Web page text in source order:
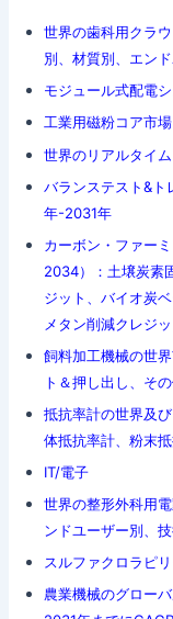
世界の歯科用クラ
別、材質別、エン
モジュール式配電
工業用磁粉コア市
世界のリアルタイ
バランステスト&
年-2031年
カーボン・ファー
2034）：土壌炭素
ジット、バイオ炭
メタン削減クレジ
飼料加工機械の世
ト＆押し出し、そ
抵抗率計の世界及
体抵抗率計、粉末抵
IT/電子
世界の整形外科用
ンドユーザー別、
スルファクロラピ
農業機械のグロー